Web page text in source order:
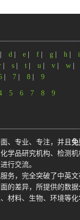
d e f g h i
s t u v w
7 8 9
5 6 7 8 9
、专业、专注，并且 免
学品研究机构、检测
行交流。
务，完全突破了中英
的差异，所提供的数
材料、生物、环境等